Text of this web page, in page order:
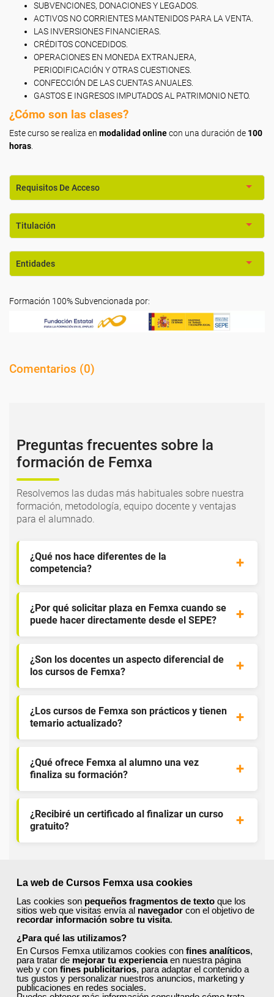
La web de Cursos Femxa usa cookies
Las cookies son pequeños fragmentos de texto que los
sitios web que visitas envía al navegador con el objetivo de
recordar información sobre tu visita.
¿Para qué las utilizamos?
En Cursos Femxa utilizamos cookies con fines analíticos,
para tratar de mejorar tu experienciaen nuestra página
web y con fines publicitarios, para adaptar el contenido a
tus gustos y personalizar nuestros anuncios, marketing y
publicaciones en redes sociales.
SUBVENCIONES, DONACIONES Y LEGADOS.
ACTIVOS NO CORRIENTES MANTENIDOS PARA LA VENTA.
LAS INVERSIONES FINANCIERAS.
CRÉDITOS CONCEDIDOS.
OPERACIONES EN MONEDA EXTRANJERA,
PERIODIFICACIÓN Y OTRAS CUESTIONES.
CONFECCIÓN DE LAS CUENTAS ANUALES.
GASTOS E INGRESOS IMPUTADOS AL PATRIMONIO NETO.
¿Cómo son las clases?
Este curso se realiza en modalidad onlinecon una duración de 100
horas
Requisitos De Acceso
Titulación
Entidades
Formación 100% Subvencionada por:
Comentarios (0)
Preguntas frecuentes sobre la
formación de Femxa
Resolvemos las dudas más habituales sobre nuestra
formación, metodología, equipo docente y ventajas
para el alumnado.
¿Qué nos hace diferentes de la
competencia?
¿Por qué solicitar plaza en Femxa cuando se
puede hacer directamente desde el SEPE?
¿Son los docentes un aspecto diferencial de
los cursos de Femxa?
¿Los cursos de Femxa son prácticos y tienen
temario actualizado?
¿Qué ofrece Femxa al alumno una vez
finaliza su formación?
¿Recibiré un certificado al finalizar un curso
gratuito?
¡Únete a la Comunidad Femxa!
Actualmente este curso está cerrado
disponibles.
Si todavía no tienes cuenta de usuario,regístrate, indicando
tu sector profesional y tus preferencias formativas. Si ya
estás registrado, inicia sesión a continuación y filtra tu